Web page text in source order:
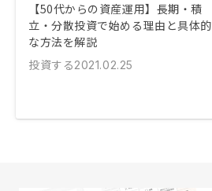
【50代からの資産運用】長期・積
立・分散投資で始める理由と具体的
な方法を解説
投資する2021.02.25